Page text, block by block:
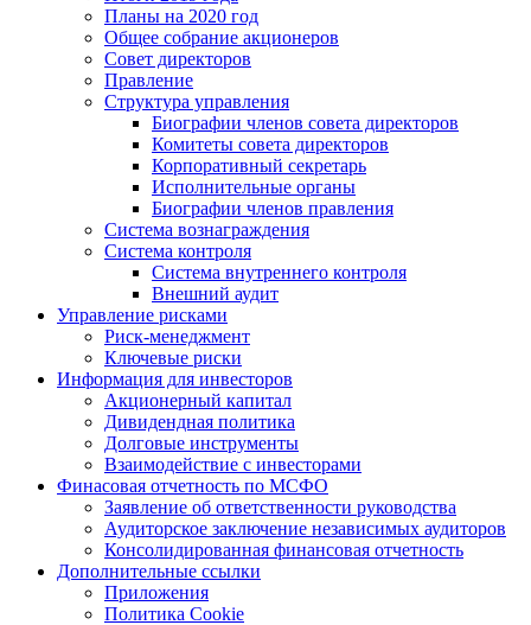
Планы на 2020 год
Общее собрание акционеров
Совет директоров
Правление
Структура управления
Биографии членов совета директоров
Комитеты совета директоров
Корпоративный секретарь
Исполнительные органы
Биографии членов правления
Система вознаграждения
Система контроля
Система внутреннего контроля
Внешний аудит
Управление рисками
Риск-менеджмент
Ключевые риски
Информация для инвесторов
Акционерный капитал
Дивидендная политика
Долговые инструменты
Взаимодействие с инвеcторами
Финасовая отчетность по МСФО
Заявление об ответственности руководства
Аудиторское заключение независимых аудиторов
Консолидированная финансовая отчетность
Дополнительные ссылки
Приложения
Политика Cookie